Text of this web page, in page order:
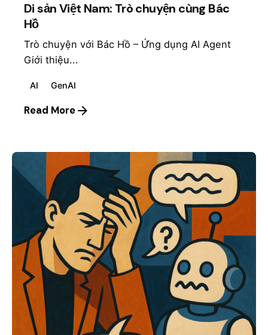
Di sản Việt Nam: Trò chuyện cùng Bác
Hồ
Trò chuyện với Bác Hồ – Ứng dụng AI Agent
Giới thiệu...
AI GenAI
Read More